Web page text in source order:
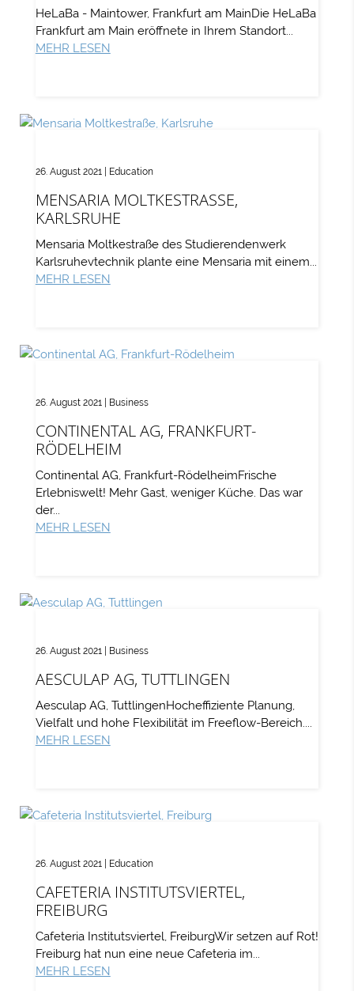
HeLaBa - Maintower, Frankfurt am MainDie HeLaBa
Frankfurt am Main eröffnete in Ihrem Standort...
MEHR LESEN
MENSARIA MOLTKESTRASSE, K
ARLSRUHE
26. August 2021| Education
Mensaria Moltkestraße des Studierendenwerk
Karlsruhevtechnik plante eine Mensaria mit einem...
MEHR LESEN
CONTINENTAL AG, FRANKFURT-
RÖDELHEIM
26. August 2021| Business
Continental AG, Frankfurt-RödelheimFrische
Erlebniswelt! Mehr Gast, weniger Küche. Das war
der...
MEHR LESEN
AESCULAP AG, TUTTLINGEN
26. August 2021| Business
Aesculap AG, TuttlingenHocheffiziente Planung,
Vielfalt und hohe Flexibilität im Freeflow-Bereich....
MEHR LESEN
CAFETERIA INSTITUTSVIERTEL,
FREIBURG
26. August 2021| Education
Cafeteria Institutsviertel, FreiburgWir setzen auf Rot!
Freiburg hat nun eine neue Cafeteria im...
MEHR LESEN